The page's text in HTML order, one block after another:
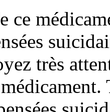
ce
très